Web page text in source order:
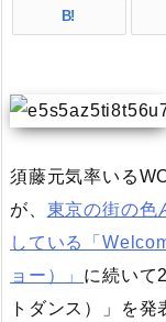
B!
須藤元気率いる
が、 東京の街の色
している「
ョー）」 に続いて
トダンス）」を